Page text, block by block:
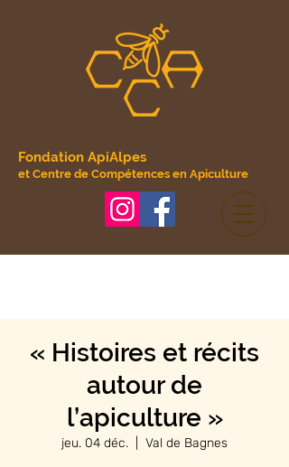
Fondation ApiAlpes
et Centre de Compétences en Apiculture
« Histoires et récits
autour de
l’apiculture »
jeu. 04 déc. Val de Bagnes